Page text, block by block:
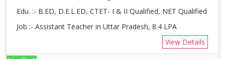
Edu. :- B.ED, D.E.L.ED, CTET- I & II Qualified, NET Qualified
Job :- Assistant Teacher in Uttar Pradesh, 8.4 LPA
View Details